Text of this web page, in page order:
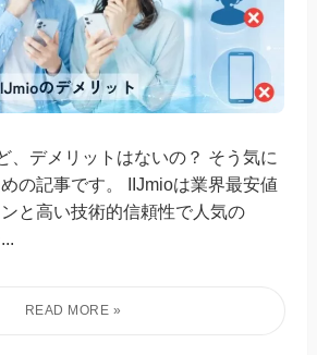
、デメリットはないの？ そう気に
の記事です。 IIJmioは業界最安値
と高い技術的信頼性で人気の